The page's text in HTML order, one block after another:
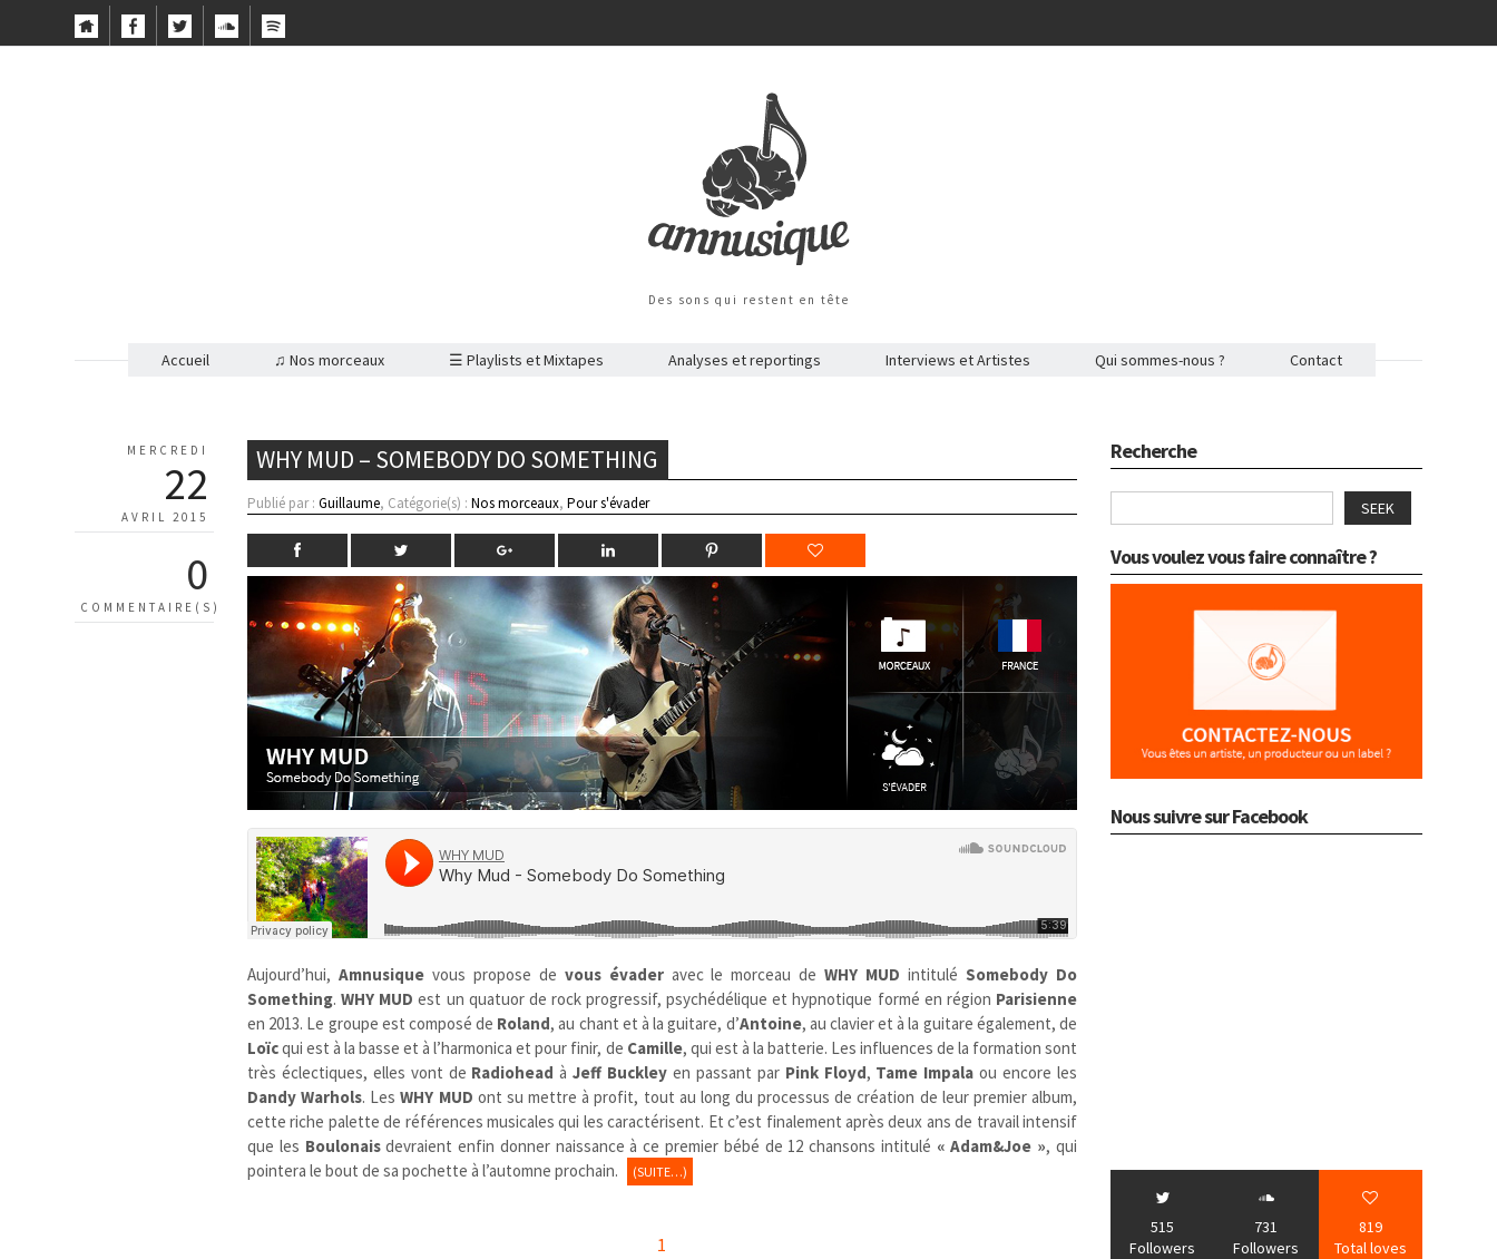
Des sons qui restent en tête
Accueil ♫ Nos morceaux ☰ Playlists et Mixtapes Analyses et reportings Interviews et Artistes Qui sommes-nous ? Contact
MERCREDI
22
AVRIL 2015
0
COMMENTAIRE(S)
WHY MUD – SOMEBODY DO SOMETHING
Publié par :Guillaume, Catégorie(s) :Nos morceaux,Pour s'évader
Aujourd’hui, Amnusiquevous propose de vous évaderavec le morceau deWHY MUD intituléSomebody Do
Something.WHY MUD est un quatuor de rock progressif, psychédélique et hypnotique formé en région Parisienne
en 2013. Le groupe est composé de Roland, au chant et à la guitare, d’Antoine, au clavier et à la guitare également, de
Loïcqui est à la basse et à l’harmonica et pour finir, de Camille, qui est à la batterie. Les influences de la formation sont
très éclectiques, elles vont de Radiohead àJeff Buckley en passant par Pink Floyd, Tame Impala ou encore les
Dandy Warhols. LesWHY MUD ont su mettre à profit, tout au long du processus de création de leur premier album,
cette riche palette de références musicales qui les caractérisent. Et c’est finalement après deux ans de travail intensif
que les Boulonaisdevraient enfin donner naissance à ce premier bébé de 12 chansons intitulé « Adam&Joe », qui
pointera le bout de sa pochette à l’automne prochain.
(SUITE…)
1
Recherche
SEEK
Vous voulez vous faire connaître ?
Nous suivre sur Facebook
515
Followers
731
Followers
819
Total loves